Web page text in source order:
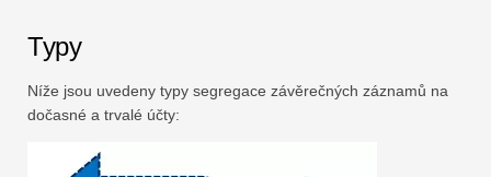
Typy
Níže jsou uvedeny typy segregace závěrečných záznamů na
dočasné a trvalé účty: